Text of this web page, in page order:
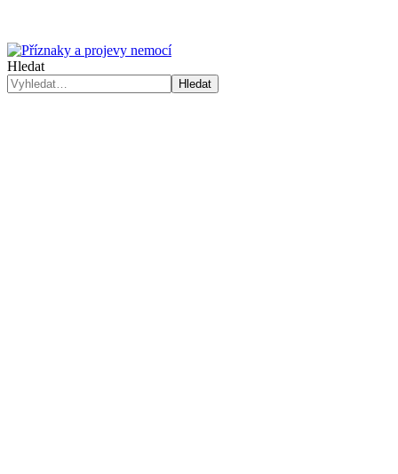
Hledat
Hledat